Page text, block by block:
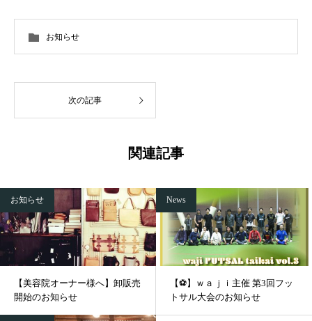
お知らせ
次の記事
関連記事
お知らせ
【美容院オーナー様へ】卸販売
開始のお知らせ
News
【⚽】ｗａｊｉ主催 第3回フッ
トサル大会のお知らせ